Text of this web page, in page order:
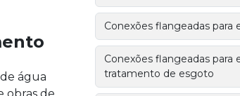
água
Conexões flangeadas para
Conexões flangeadas para
tratamento de esgoto